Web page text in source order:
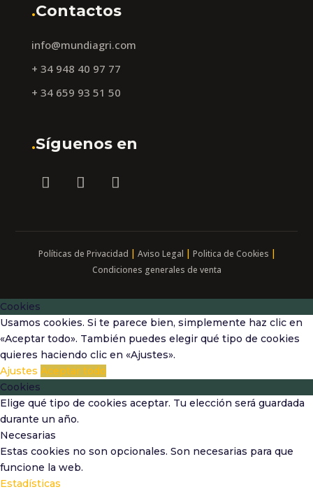
.Contactos
info@mundiagri.com
+ 34 948 40 97 77
+ 34 659 93 51 50
.Síguenos en
Políticas de Privacidad | Aviso Legal | Politica de Cookies |
Condiciones generales de venta
Cookies
Usamos cookies. Si te parece bien, simplemente haz clic en
«Aceptar todo». También puedes elegir qué tipo de cookies
quieres haciendo clic en «Ajustes».
Ajustes Aceptar todo
Cookies
Elige qué tipo de cookies aceptar. Tu elección será guardada
durante un año.
Necesarias
Estas cookies no son opcionales. Son necesarias para que
funcione la web.
Estadísticas